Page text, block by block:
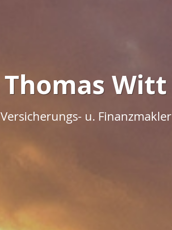
Thomas Witt
Versicherungs- u. Finanzmakler